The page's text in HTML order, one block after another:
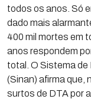
todos os anos. Só
dado mais
400 mil mortes em
anos respondem
total. O Sistema
(Sinan) afirma que,
surtos de DTA por